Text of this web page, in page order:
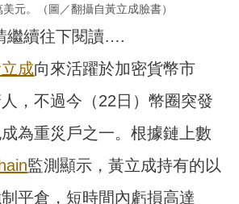
元。（圖／翻攝自黃立成臉書）
繼續往下閱讀….
成向來活躍於加密貨幣市
，不過今（22日）幣圈突發
為重災戶之一。根據鏈上數
監測顯示，黃立成持有的以
平倉，短時間內虧損高達